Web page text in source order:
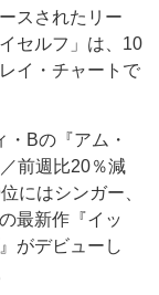
スされたリー
セルフ」は、10
イ・チャートで
Bの『アム・
前週比20％減
にはシンガー、
最新作『イッ
がデビューし